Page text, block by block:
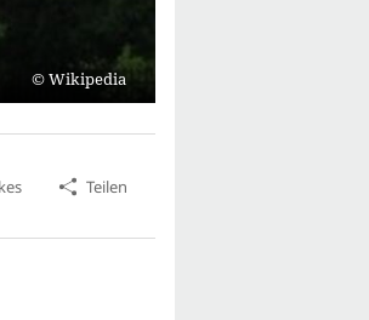
Wikipedia
Teilen